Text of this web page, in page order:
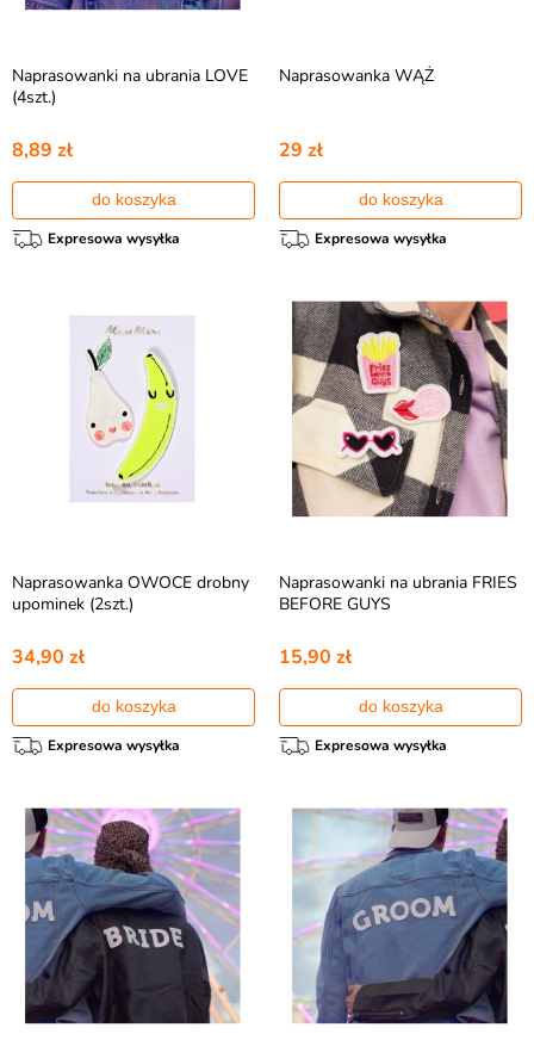
Naprasowanki na ubrania LOVE
(4szt.)
8,89 zł
do koszyka
Expresowa wysyłka
Naprasowanka WĄŻ
29 zł
do koszyka
Expresowa wysyłka
Naprasowanka OWOCE drobny
upominek (2szt.)
34,90 zł
do koszyka
Expresowa wysyłka
Naprasowanki na ubrania FRIES
BEFORE GUYS
15,90 zł
do koszyka
Expresowa wysyłka